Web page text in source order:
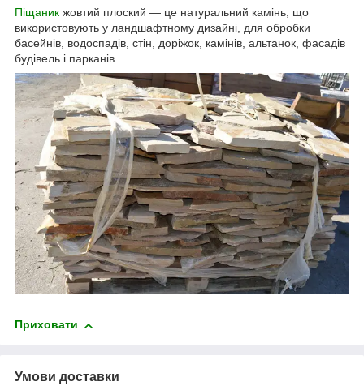
Піщаник жовтий плоский ― це натуральний камінь, що
використовують у ландшафтному дизайні, для обробки
басейнів, водоспадів, стін, доріжок, камінів, альтанок, фасадів
будівель і парканів.
Приховати
Умови доставки